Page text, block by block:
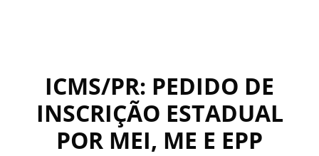
ICMS/PR: PEDIDO DE
INSCRIÇÃO ESTADUAL
POR MEI, ME E EPP